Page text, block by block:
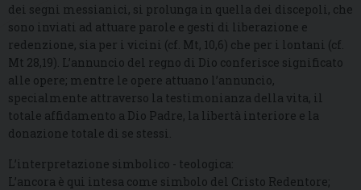
dei segni messianici, si prolunga in quella dei discepoli, che
sono inviati ad attuare parole e gesti di liberazione e
redenzione, sia per i vicini (cf. Mt, 10,6) che per i lontani (cf.
Mt 28,19). L’annuncio del regno di Dio conferisce significato
alle opere; mentre le opere attuano l’annuncio,
specialmente attraverso la testimonianza della vita, il
totale affidamento a Dio Padre, la libertà interiore e la
donazione totale di se stessi.
L’interpretazione simbolico - teologica:
L’ancora è qui intesa come simbolo del Cristo Redentore;